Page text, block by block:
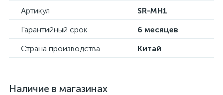
Артикул
SR-MH1
Гарантийный срок
6 месяцев
Страна производства
Китай
Наличие в магазинах